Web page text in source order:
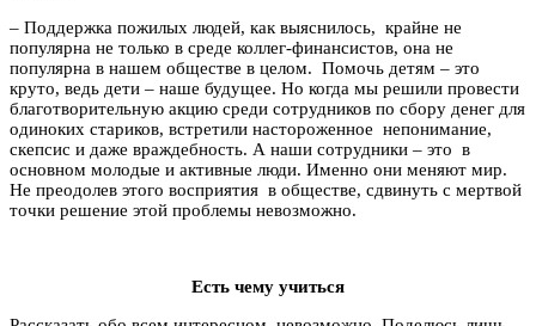
– Поддержка пожилых людей, как выяснилось, крайне не
популярна не только в среде коллег-финансистов, она не
популярна в нашем обществе в целом. Помочь детям – это
круто, ведь дети – наше будущее. Но когда мы решили провести
благотворительную акцию среди сотрудников по сбору денег для
одиноких стариков, встретили настороженное непонимание,
скепсис и даже враждебность. А наши сотрудники – это в
основном молодые и активные люди. Именно они меняют мир.
Не преодолев этого восприятия в обществе, сдвинуть с мертвой
точки решение этой проблемы невозможно.
Есть чему учиться